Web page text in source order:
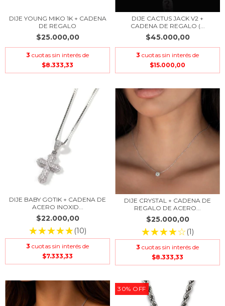
DIJE YOUNG MIKO 1K + CADENA
DE REGALO
$25.000,00
3 cuotas sin interés de
$8.333,33
DIJE CACTUS JACK V2 +
CADENA DE REGALO (...
$45.000,00
3 cuotas sin interés de
$15.000,00
DIJE BABY GOTIK + CADENA DE
ACERO INOXID...
$22.000,00
(10)
3 cuotas sin interés de
$7.333,33
DIJE CRYSTAL + CADENA DE
REGALO DE ACERO...
$25.000,00
(1)
3 cuotas sin interés de
$8.333,33
30% OFF